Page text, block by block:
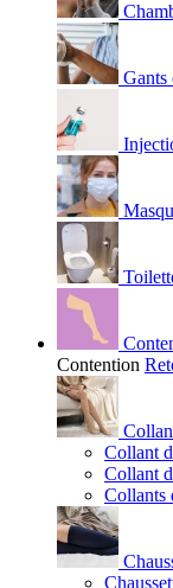
Gants
Contention
Collant
Collant
Collants